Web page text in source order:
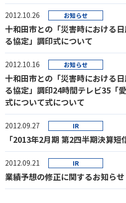
2012.10.26 お知らせ
十和田市との「災害時における
る協定」調印式について
2012.10.16 お知らせ
十和田市との「災害時における
る協定」調印24時間テレビ35「
式について式について
2012.09.27 IR
「2013年2月期 第2四半期決算短
2012.09.21 IR
業績予想の修正に関するお知らせ